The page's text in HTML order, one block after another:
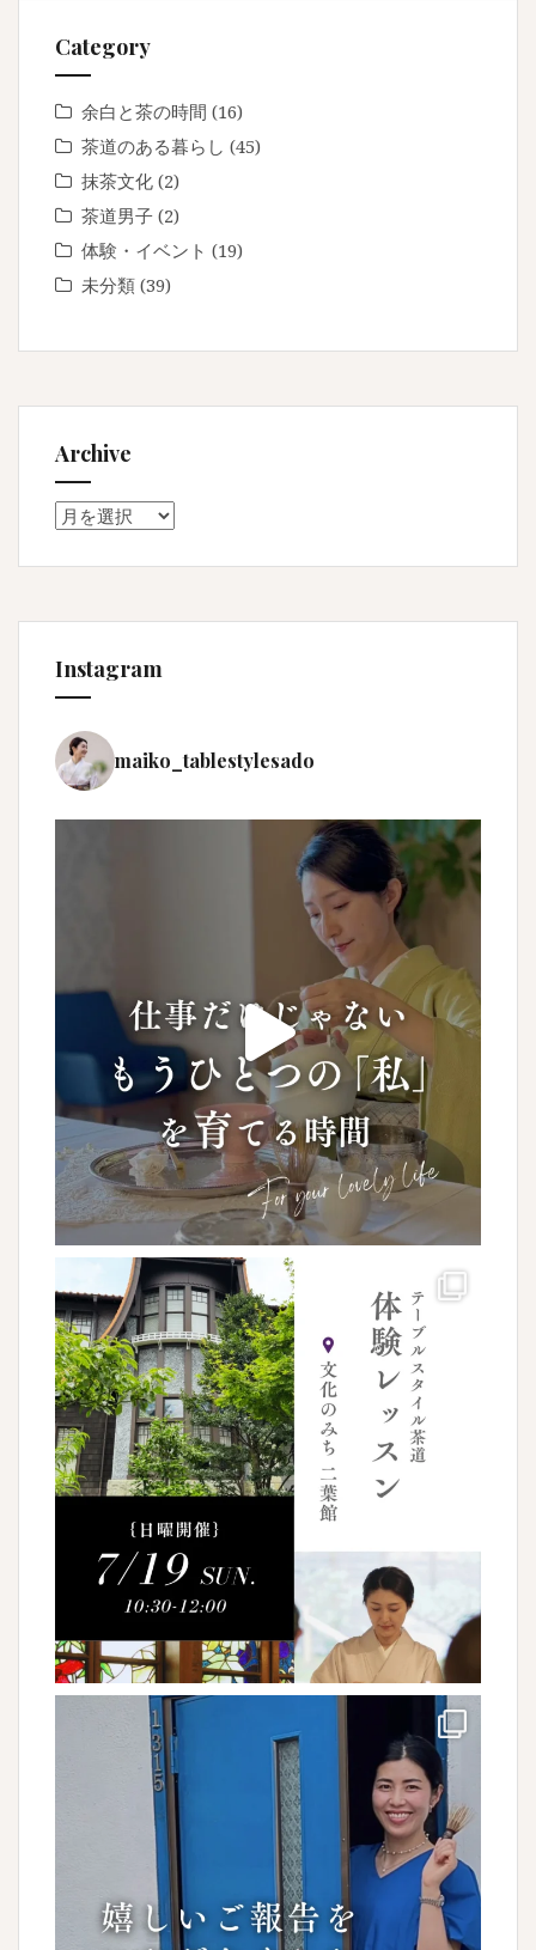
Category
余白と茶の時間 (16)
茶道のある暮らし (45)
抹茶文化 (2)
茶道男子 (2)
体験・イベント (19)
未分類 (39)
Archive
Archive
Instagram
maiko_tablestylesado